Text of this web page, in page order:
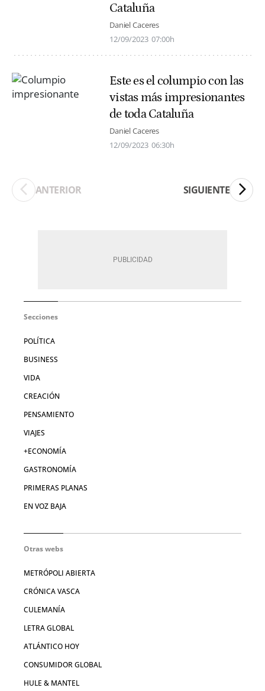
Cataluña
Daniel Caceres
12/09/2023 07:00h
Este es el columpio con las
vistas más impresionantes
de toda Cataluña
Daniel Caceres
12/09/2023 06:30h
ANTERIOR SIGUIENTE
Secciones
POLÍTICA
BUSINESS
VIDA
CREACIÓN
PENSAMIENTO
VIAJES
+ECONOMÍA
GASTRONOMÍA
PRIMERAS PLANAS
EN VOZ BAJA
Otras webs
METRÓPOLI ABIERTA
CRÓNICA VASCA
CULEMANÍA
LETRA GLOBAL
ATLÁNTICO HOY
CONSUMIDOR GLOBAL
HULE & MANTEL